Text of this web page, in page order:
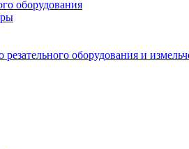
оборудования
резательного оборудования и